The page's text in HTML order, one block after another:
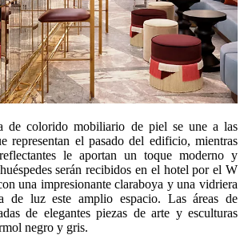
de colorido mobiliario de piel se une a las
representan el pasado del edificio, mientras
le aportan un toque moderno y
serán recibidos en el hotel por el W
una impresionante claraboya y una vidriera
de luz este amplio espacio. Las áreas de
de elegantes piezas de arte y esculturas
negro y gris.